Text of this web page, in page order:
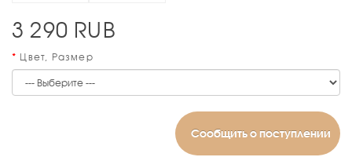
3 290 RUB
Цвет, Размер
Сообщить о поступлении